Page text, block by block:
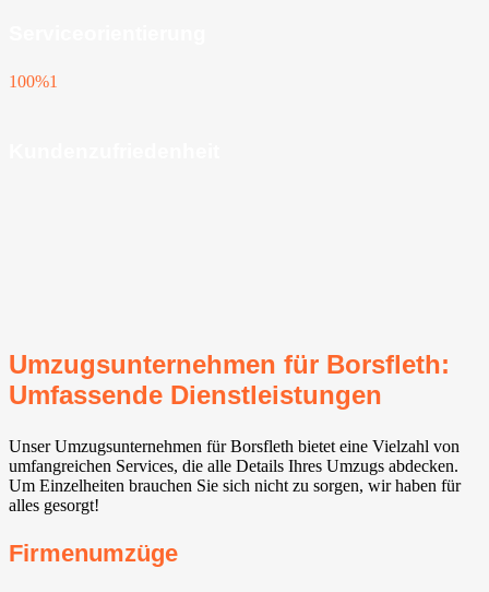
100%1
Umzugsunternehmen für Borsfleth:
Umfassende Dienstleistungen
Unser Umzugsunternehmen für Borsfleth bietet eine Vielzahl von
umfangreichen Services, die alle Details Ihres Umzugs abdecken.
Um Einzelheiten brauchen Sie sich nicht zu sorgen, wir haben für
alles gesorgt!
Firmenumzüge